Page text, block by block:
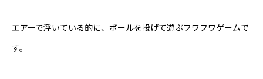
エアーで浮いている的に、ボールを投げて遊ぶフワフワゲームで
す。